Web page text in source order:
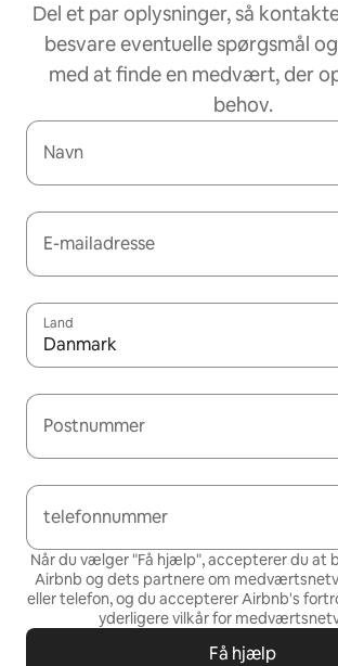
Del et par oplysninger, så
besvare eventuelle spørgsmål
med at finde en medvært, der
behov.
Navn
E-mailadresse
Land
Danmark
Postnummer
telefonnummer
Når du vælger "Få hjælp", accepterer du at
Airbnb og dets partnere om
eller telefon, og du accepterer Airbnb's
yderligere vilkår for
Få hjælp